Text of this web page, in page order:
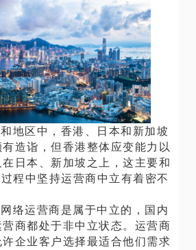
地区中，香港、日本和新加坡
造诣，但香港整体应变能力以
日本、新加坡之上，这主要和
程中坚持运营商中立有着密不
络运营商是属于中立的，国内
商都处于非中立状态。运营商
企业客户选择最适合他们需求